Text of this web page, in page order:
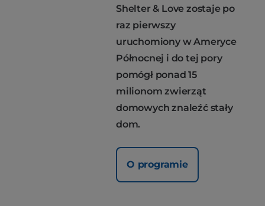
Shelter & Love zostaje po
raz pierwszy
uruchomiony w Ameryce
Północnej i do tej pory
pomógł ponad 15
milionom zwierząt
domowych znaleźć stały
dom.
O programie